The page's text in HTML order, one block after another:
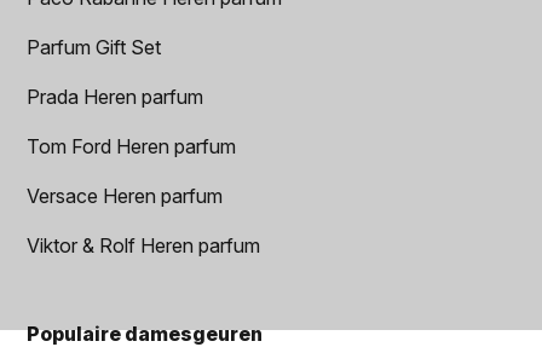
Parfum Gift Set
Prada Heren parfum
Tom Ford Heren parfum
Versace Heren parfum
Viktor & Rolf Heren parfum
Populaire damesgeuren